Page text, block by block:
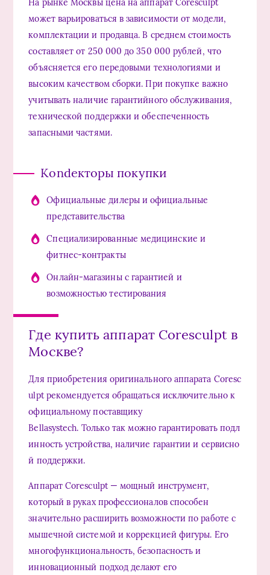
На рынке Москвы цена на аппарат Coresculpt
может варьироваться в зависимости от модели,
комплектации и продавца. В среднем стоимость
составляет от 250 000 до 350 000 рублей, что
объясняется его передовыми технологиями и
высоким качеством сборки. При покупке важно
учитывать наличие гарантийного обслуживания,
технической поддержки и обеспеченность
запасными частями.
Кondeкторы покупки
Официальные дилеры и официальные
представительства
Специализированные медицинские и
фитнес-контракты
Онлайн-магазины с гарантией и
возможностью тестирования
Где купить аппарат Coresculpt в
Москве?
Для приобретения оригинальногоаппарата Coresc
ulptрекомендуется обращаться исключительнок
официальномупоставщику
Bellasystech. Только так можногарантироватьподл
инностьустройства, наличие гарантии и сервисно
й поддержки.
Аппарат Coresculpt — мощный инструмент,
который в руках профессионалов способен
значительно расширить возможности по работе с
мышечной системой и коррекцией фигуры. Его
многофункциональность, безопасность и
инновационный подход делают его